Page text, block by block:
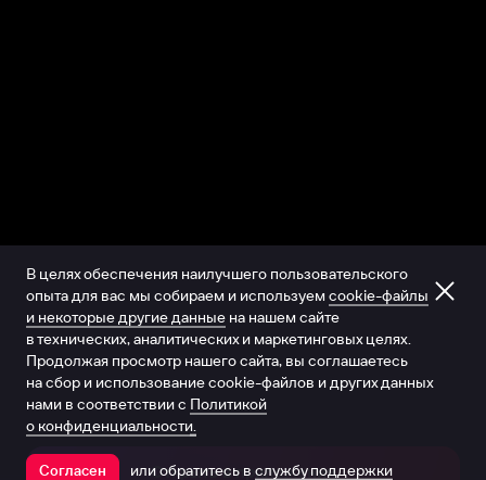
Открыть в приложении
В целях обеспечения наилучшего пользовательского
опыта для вас мы собираем и используем cookie-файлы
и некоторые другие данные на нашем сайте
в технических, аналитических и маркетинговых целях.
Продолжая просмотр нашего сайта, вы соглашаетесь
на сбор и использование cookie-файлов и других данных
нами в соответствии с Политикой
о конфиденциальности.
Согласен или обратитесь в службу поддержки